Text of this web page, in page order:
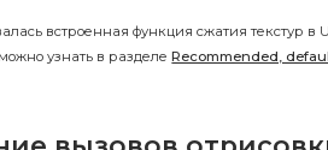
встроенная функция сжатия текстур в
узнать в разделеRecommended,